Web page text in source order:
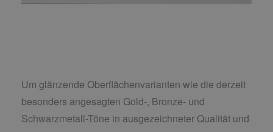
Um glänzende Oberflächenvarianten wie die derzeit
besonders angesagten Gold-, Bronze- und
Schwarzmetall-Töne in ausgezeichneter Qualität und